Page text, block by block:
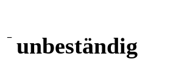
− unbeständig